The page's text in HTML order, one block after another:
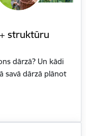
struktūru
dārzā? Un kādi
savā dārzā plānot